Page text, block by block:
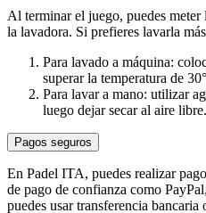
Al terminar el juego, puedes meter
la lavadora. Si prefieres lavarla
Para lavado a máquina:
superar la temperatura de
Para lavar a mano: utilizar
luego dejar secar al aire libre.
Pagos seguros
En Padel ITA, puedes realizar
de pago de confianza como
puedes usar transferencia bancaria